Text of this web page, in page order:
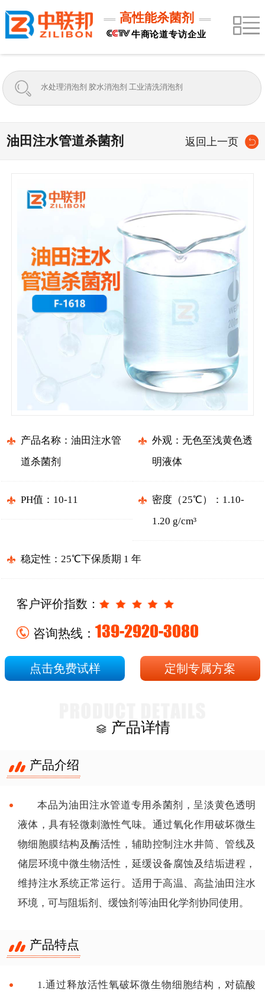
高性能杀菌剂
牛商论道专访企业
油田注水管道杀菌剂 返回上一页
产品名称：油田注水管
道杀菌剂
外观：无色至浅黄色透
明液体
PH值：10-11
密度（25℃）：1.10-
1.20 g/cm³
稳定性：25℃下保质期 1 年
客户评价指数：
咨询热线： 139-2920-3080
点击免费试样 定制专属方案
产品详情
产品介绍
本品为油田注水管道专用杀菌剂，呈淡黄色透明
液体，具有轻微刺激性气味。通过氧化作用破坏微生
物细胞膜结构及酶活性，辅助控制注水井筒、管线及
储层环境中微生物活性，延缓设备腐蚀及结垢进程，
维持注水系统正常运行。适用于高温、高盐油田注水
环境，可与阻垢剂、缓蚀剂等油田化学剂协同使用。
产品特点
1.通过释放活性氧破坏微生物细胞结构，对硫酸